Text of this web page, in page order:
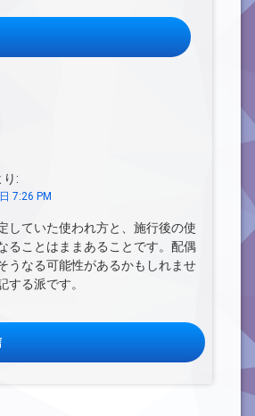
り:
7:26 PM
していた使われ方と、施行後の使
ることはままあることです。配偶
うなる可能性があるかもしれませ
する派です。